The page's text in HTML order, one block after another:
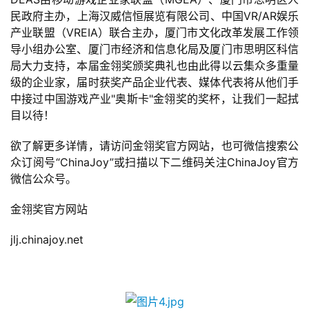
上
海
站
中
文
(
中
国
)
民政府主办，上海汉威信恒展览有限公司、中国VR/AR娱乐
产业联盟（VREIA）联合主办，厦门市文化改革发展工作领
导小组办公室、厦门市经济和信息化局及厦门市思明区科信
局大力支持，本届金翎奖颁奖典礼也由此得以云集众多重量
级的企业家，届时获奖产品企业代表、媒体代表将从他们手
中接过中国游戏产业"奥斯卡"金翎奖的奖杯，让我们一起拭
目以待！
欲了解更多详情，请访问金翎奖官方网站，也可微信搜索公
众订阅号“ChinaJoy”或扫描以下二维码关注ChinaJoy官方
微信公众号。
金翎奖官方网站
jlj.chinajoy.net